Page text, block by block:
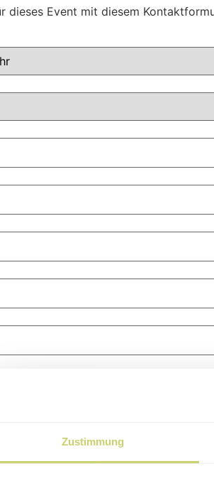
Zustimmung
dieses Event mit diesem